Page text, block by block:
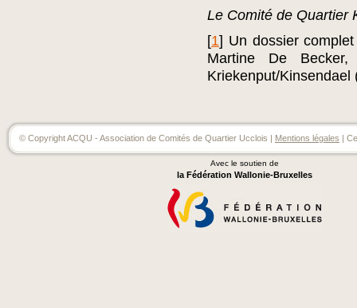
Le Comité de Quartier
[1] Un dossier
Martine De
Kriekenput/Kinsendael
© Copyright ACQU - Association de Comités de Quartier Ucclois | Mentions légales |
Avec le soutien de
la Fédération Wallonie-Bruxelles